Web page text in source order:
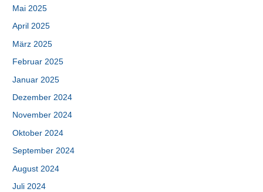
Mai 2025
April 2025
März 2025
Februar 2025
Januar 2025
Dezember 2024
November 2024
Oktober 2024
September 2024
August 2024
Juli 2024